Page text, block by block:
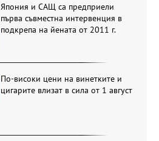
Япония и САЩ са предприели
първа съвместна интервенция в
подкрепа на йената от 2011 г.
По-високи цени на винетките и
цигарите влизат в сила от 1 август